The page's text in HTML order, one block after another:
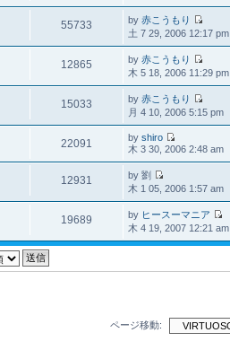
55733 by赤こうもり
土 7 29, 2006 12:17 pm
12865 by赤こうもり
木 5 18, 2006 11:29 pm
15033 by赤こうもり
月 4 10, 2006 5:15 pm
22091 byshiro
木 3 30, 2006 2:48 am
12931
by 劉
木 1 05, 2006 1:57 am
19689 by ヒースーマニア
木 4 19, 2007 12:21 am
ページ移動: